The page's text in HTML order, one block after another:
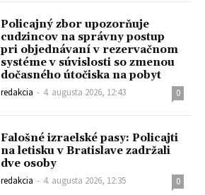
Policajný zbor upozorňuje
cudzincov na správny postup
pri objednávaní v rezervačnom
systéme v súvislosti so zmenou
dočasného útočiska na pobyt
redakcia - 4. augusta 2026, 12:43 0
Falošné izraelské pasy: Policajti
na letisku v Bratislave zadržali
dve osoby
redakcia - 4. augusta 2026, 12:35 0